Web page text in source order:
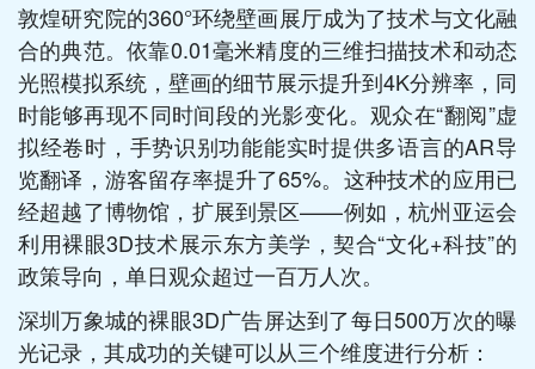
敦煌研究院的360°环绕壁画展厅成为了技术与文化融
合的典范。依靠0.01毫米精度的三维扫描技术和动态
光照模拟系统，壁画的细节展示提升到4K分辨率，同
时能够再现不同时间段的光影变化。观众在“翻阅”虚
拟经卷时，手势识别功能能实时提供多语言的AR导
览翻译，游客留存率提升了65%。这种技术的应用已
经超越了博物馆，扩展到景区——例如，杭州亚运会
利用裸眼3D技术展示东方美学，契合“文化+科技”的
政策导向，单日观众超过一百万人次。
深圳万象城的裸眼3D广告屏达到了每日500万次的曝
光记录，其成功的关键可以从三个维度进行分析：